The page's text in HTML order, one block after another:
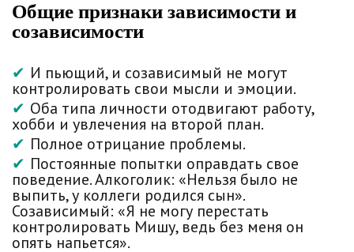
Общие признаки зависимости и
созависимости
И пьющий, и созависимый не могут
контролировать свои мысли и эмоции.
Оба типа личности отодвигают работу,
хобби и увлечения на второй план.
Полное отрицание проблемы.
Постоянные попытки оправдать свое
поведение. Алкоголик: «Нельзя было не
выпить, у коллеги родился сын».
Созависимый: «Я не могу перестать
контролировать Мишу, ведь без меня он
опять напьется».